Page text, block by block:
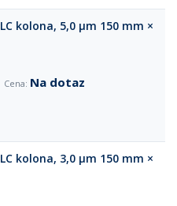
kolona, 5,0 µm 150 mm ×
Na dotaz
kolona, 3,0 µm 150 mm ×